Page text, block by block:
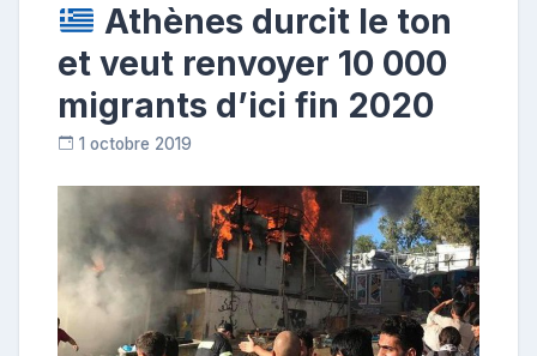
Athènes durcit le ton
et veut renvoyer 10 000
migrants d’ici fin 2020
1 octobre 2019
p
o
s
t
e
u